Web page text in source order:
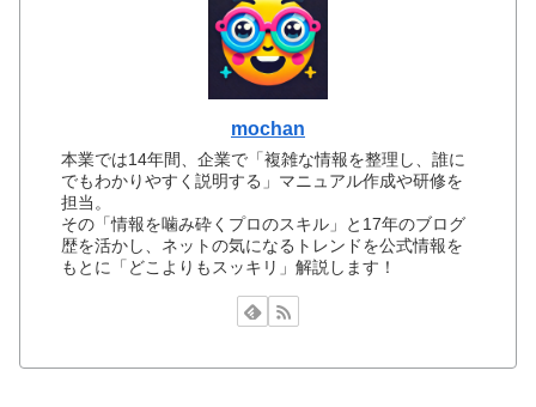
mochan
本業では14年間、企業で「複雑な情報を整理し、誰に
でもわかりやすく説明する」マニュアル作成や研修を
担当。
その「情報を噛み砕くプロのスキル」と17年のブログ
歴を活かし、ネットの気になるトレンドを公式情報を
もとに「どこよりもスッキリ」解説します！